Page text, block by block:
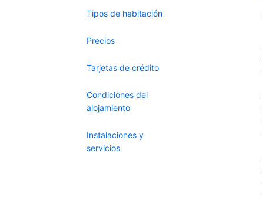
Tipos de habitación
Precios
Tarjetas de crédito
Condiciones del
alojamiento
Instalaciones y
servicios